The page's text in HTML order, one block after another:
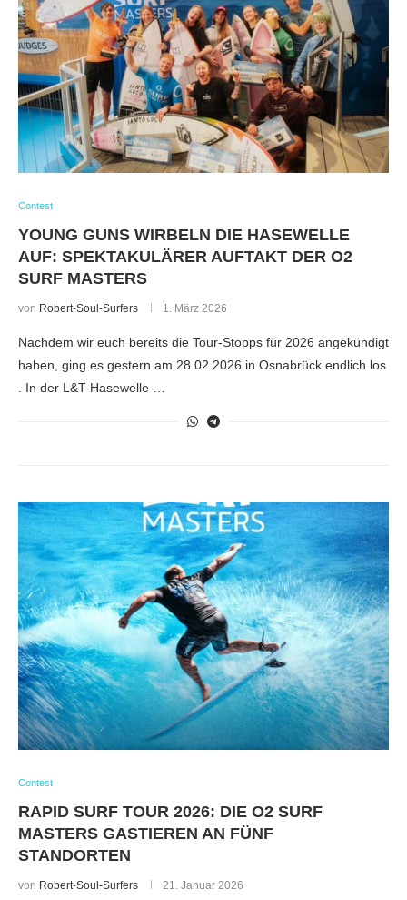
Contest
YOUNG GUNS WIRBELN DIE HASEWELLE
AUF: SPEKTAKULÄRER AUFTAKT DER O2
SURF MASTERS
von Robert-Soul-Surfers 1. März 2026
Nachdem wir euch bereits die Tour-Stopps für 2026 angekündigt
haben, ging es gestern am 28.02.2026 in Osnabrück endlich los
. In der L&T Hasewelle …
Contest
RAPID SURF TOUR 2026: DIE O2 SURF
MASTERS GASTIEREN AN FÜNF
STANDORTEN
von Robert-Soul-Surfers 21. Januar 2026